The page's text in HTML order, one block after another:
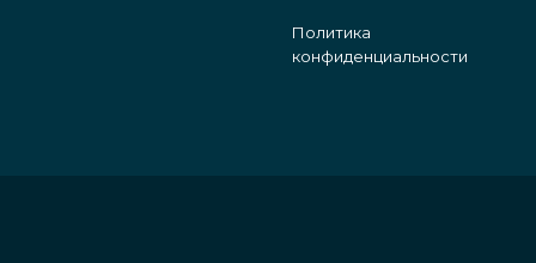
Политика
конфиденциальности